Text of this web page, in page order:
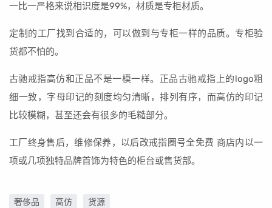
一比一严格来说相识度是99%，材质是专柜材质。
定制的工厂找到合适的，可以做到与专柜一样的品质。专柜验
货都不怕的。
古驰戒指高仿和正品不是一模一样。正品古驰戒指上的logo粗
细一致，字母印记的刻度均匀清晰，排列有序，而高仿的印记
比较模糊，甚至还会有很多的毛糙部分。
工厂终身售后，维修保养，以后改戒指圈号全免费 商店内以一
项或几项独特品牌首饰为特色的柜台或售货部。
奢侈品 高仿 货源